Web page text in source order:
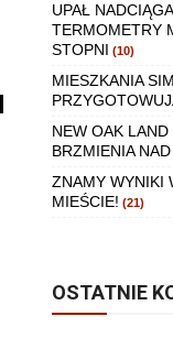
UPAŁ
TERMOMETRY
STOPNI (10)
MIESZKANIA
NEW OAK
BRZMIENIA
ZNAMY WYNIKI
MIEŚCIE! (21)
OSTATNIE